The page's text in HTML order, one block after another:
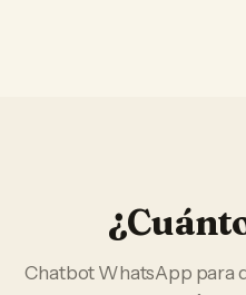
Chatbot WhatsApp para